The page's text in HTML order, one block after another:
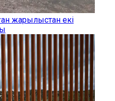
жарылыстан екі